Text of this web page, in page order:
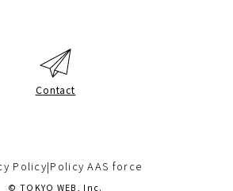
Contact
Policy|Policy AAS force
© TOKYO WEB, Inc.